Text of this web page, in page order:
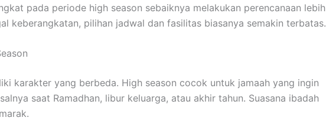
pada periode high season sebaiknya melakukan perencanaan lebih
keberangkatan, pilihan jadwal dan fasilitas biasanya semakin terbatas.
karakter yang berbeda. High season cocok untuk jamaah yang ingin
saat Ramadhan, libur keluarga, atau akhir tahun. Suasana ibadah